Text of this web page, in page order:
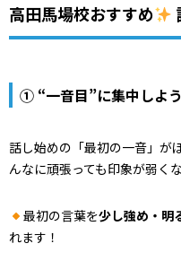
高田馬場校おすすめ
① “一音目”に集中しよ
話し始めの「最初の一音」が
んなに頑張っても印象が弱く
最初の言葉を少し強め・明
れます！